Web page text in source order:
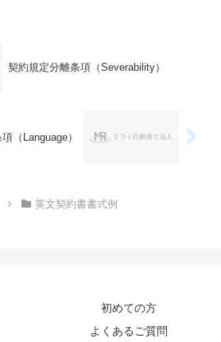
契約規定分離条項（Severability）
（Language）
英文契約書書式例
初めての方
よくあるご質問